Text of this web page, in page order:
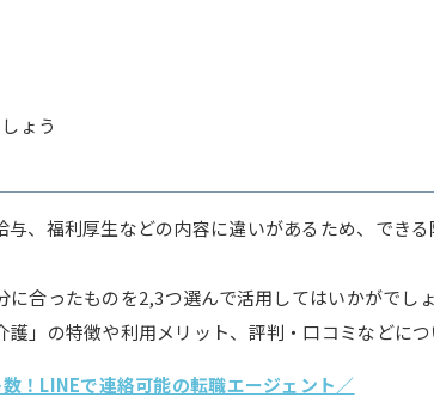
ょう
、福利厚生などの内容に違いがあるため、でき
合ったものを2,3つ選んで活用してはいかがでしょ
」の特徴や利用メリット、評判・口コミなどにつ
！LINEで連絡可能の転職エージェント／